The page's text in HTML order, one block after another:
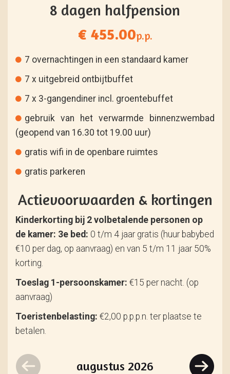
8 dagen halfpension
€ 455.00p.p.
7 overnachtingen in een standaard kamer
7 x uitgebreid ontbijtbuffet
7 x 3-gangendiner incl. groentebuffet
gebruik van het verwarmde binnenzwembad
(geopend van 16.30 tot 19.00 uur)
gratis wifi in de openbare ruimtes
gratis parkeren
Actievoorwaarden & kortingen
Kinderkorting bij 2 volbetalende personen op
de kamer: 3e bed: 0 t/m 4 jaar gratis (huur babybed
€10 per dag, op aanvraag) en van 5 t/m 11 jaar 50%
korting.
Toeslag 1-persoonskamer: €15 per nacht. (op
aanvraag)
Toeristenbelasting: €2,00 p.p.p.n. ter plaatse te
betalen.
augustus 2026